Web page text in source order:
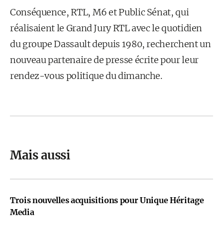
Conséquence, RTL, M6 et Public Sénat, qui
réalisaient le Grand Jury RTL avec le quotidien
du groupe Dassault depuis 1980, recherchent un
nouveau partenaire de presse écrite pour leur
rendez-vous politique du dimanche.
Mais aussi
Trois nouvelles acquisitions pour Unique Héritage
Media